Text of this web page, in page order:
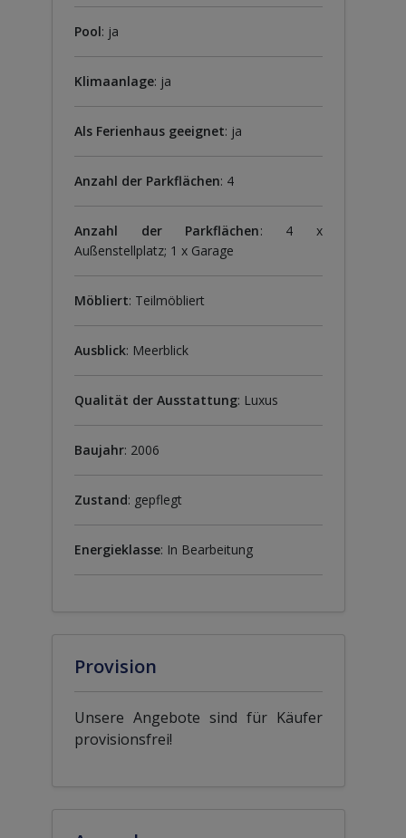
Pool: ja
Klimaanlage: ja
Als Ferienhaus geeignet: ja
Anzahl der Parkflächen: 4
Anzahl der Parkflächen: 4 x
Außenstellplatz; 1 x Garage
Möbliert: Teilmöbliert
Ausblick: Meerblick
Qualität der Ausstattung: Luxus
Baujahr: 2006
Zustand: gepflegt
Energieklasse: In Bearbeitung
Provision
Unsere Angebote sind für Käufer
provisionsfrei!